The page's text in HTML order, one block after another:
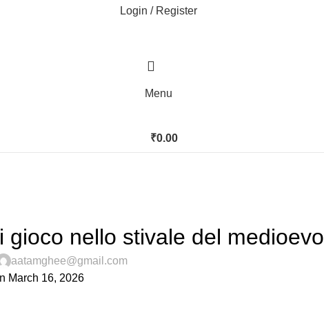
Login / Register
Menu
₹0.00
nello stivale del medioevo
aatamghee@gmail.com
March 16, 2026